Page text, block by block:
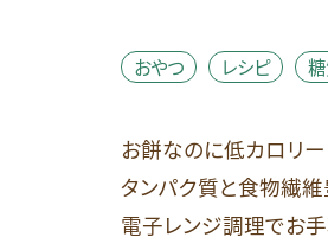
おやつ レシピ
お餅なのに低カロリー
タンパク質と食物繊
電子レンジ調理でお手